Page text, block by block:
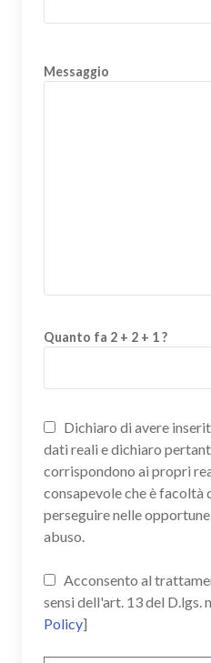
Messaggio
Quanto fa 2 + 2 + 1 ?
Dichiaro di avere
dati reali e dichiaro
corrispondono ai propri
consapevole che è facoltà
perseguire nelle
abuso.
Acconsento al
sensi dell'art. 13 del D.lgs.
Policy]